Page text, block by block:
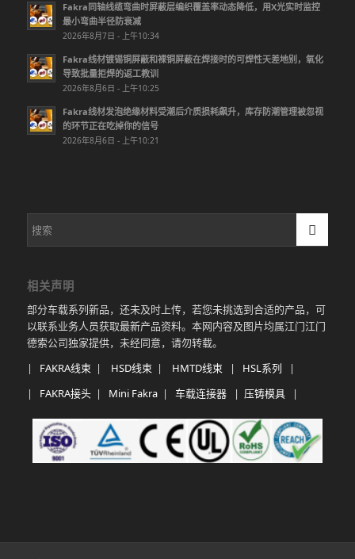
Fakra同轴线缆弯曲时屏蔽层编织覆盖率动态降低，用X光实时监控
最小弯曲半径防衰减
2026年8月7日 - 上午10:34
Fakra线材镀锡铜屏蔽和裸铜屏蔽在焊接时的可焊性天差地别，氧化
导致批量拒焊的返工教训
2026年8月6日 - 上午10:25
Fakra线材发泡绝缘材料受潮后介质损耗飙升，库存防潮管理被忽视
的环节正在吃掉你的信号
2026年8月6日 - 上午10:21
相关声明
部分车载系列新品，还未及时上传，若您未挑选到合适的产品，可
以联系业务人员获取最新产品资料。本网内容及图片均属江门江门
德索公司独家提供，未经同意，请勿转载。
| FAKRA线束 | HSD线束 | HMTD线束 | HSL系列 |
| FAKRA接头| Mini Fakra| 车载连接器| 压铸模具|